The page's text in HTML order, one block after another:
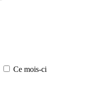
Ce mois-ci